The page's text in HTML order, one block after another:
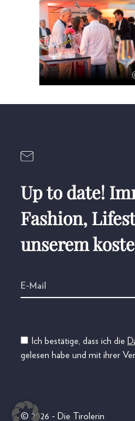
Up to date!
Fashion,
unserem
Ich bestätige, dass ich die
gelesen habe und mit ihrer
© 2026 - Die Tirolerin